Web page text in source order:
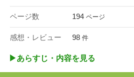
ページ数 194 ページ
感想・レビュー 98 件
▶︎あらすじ・内容を見る